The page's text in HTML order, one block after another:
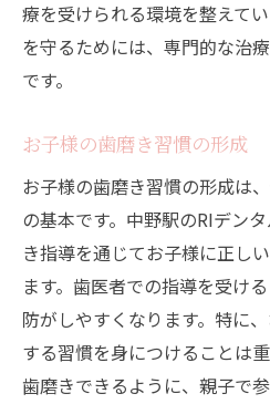
療を受けられる環境を整えて
を守るためには、専門的な治
です。
お子様の歯磨き習慣の形成
お子様の歯磨き習慣の形成は
の基本です。中野駅のRIデン
き指導を通じてお子様に正し
ます。歯医者での指導を受け
防がしやすくなります。特に
する習慣を身につけることは
歯磨きできるように、親子で